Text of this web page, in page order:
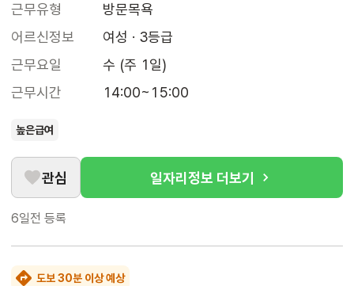
근무유형
방문목욕
어르신정보
여성 · 3등급
근무요일
수 (주 1일)
근무시간
14:00~15:00
높은급여
관심 일자리정보 더보기
6일전 등록
도보 30분 이상 예상